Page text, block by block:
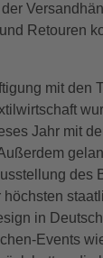
Retouren
mit den
Jahr mit
des
höchsten
in
Events